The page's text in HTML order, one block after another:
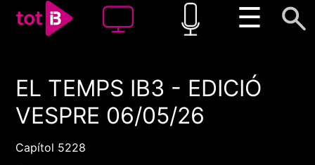
☰
00:00 00:00
1x
EL TEMPS IB3 - EDICIÓ
VESPRE 06/05/26
Capítol 5228